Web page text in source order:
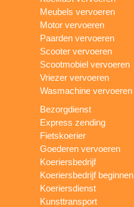
Meubels vervoeren
Motor vervoeren
Paarden vervoeren
Scooter vervoeren
Scootmobiel vervoeren
Vriezer vervoeren
Wasmachine vervoeren
Bezorgdienst
Express zending
Fietskoerier
Goederen vervoeren
Koeriersbedrijf
Koeriersbedrijf beginnen
Koeriersdienst
Kunsttransport